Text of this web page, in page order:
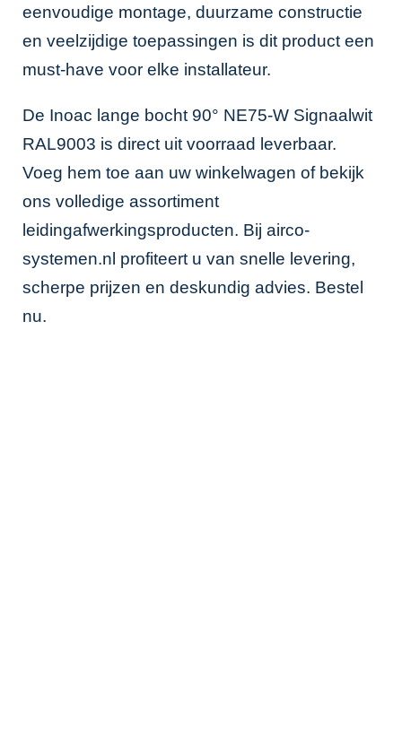
eenvoudige montage, duurzame constructie
en veelzijdige toepassingen is dit product een
must-have voor elke installateur.
De Inoac lange bocht 90° NE75-W Signaalwit
RAL9003 is direct uit voorraad leverbaar.
Voeg hem toe aan uw winkelwagen of bekijk
ons volledige assortiment
leidingafwerkingsproducten. Bij airco-
systemen.nl profiteert u van snelle levering,
scherpe prijzen en deskundig advies. Bestel
nu.